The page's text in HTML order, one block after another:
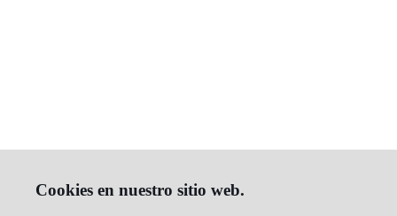
Cookies en nuestro sitio web.